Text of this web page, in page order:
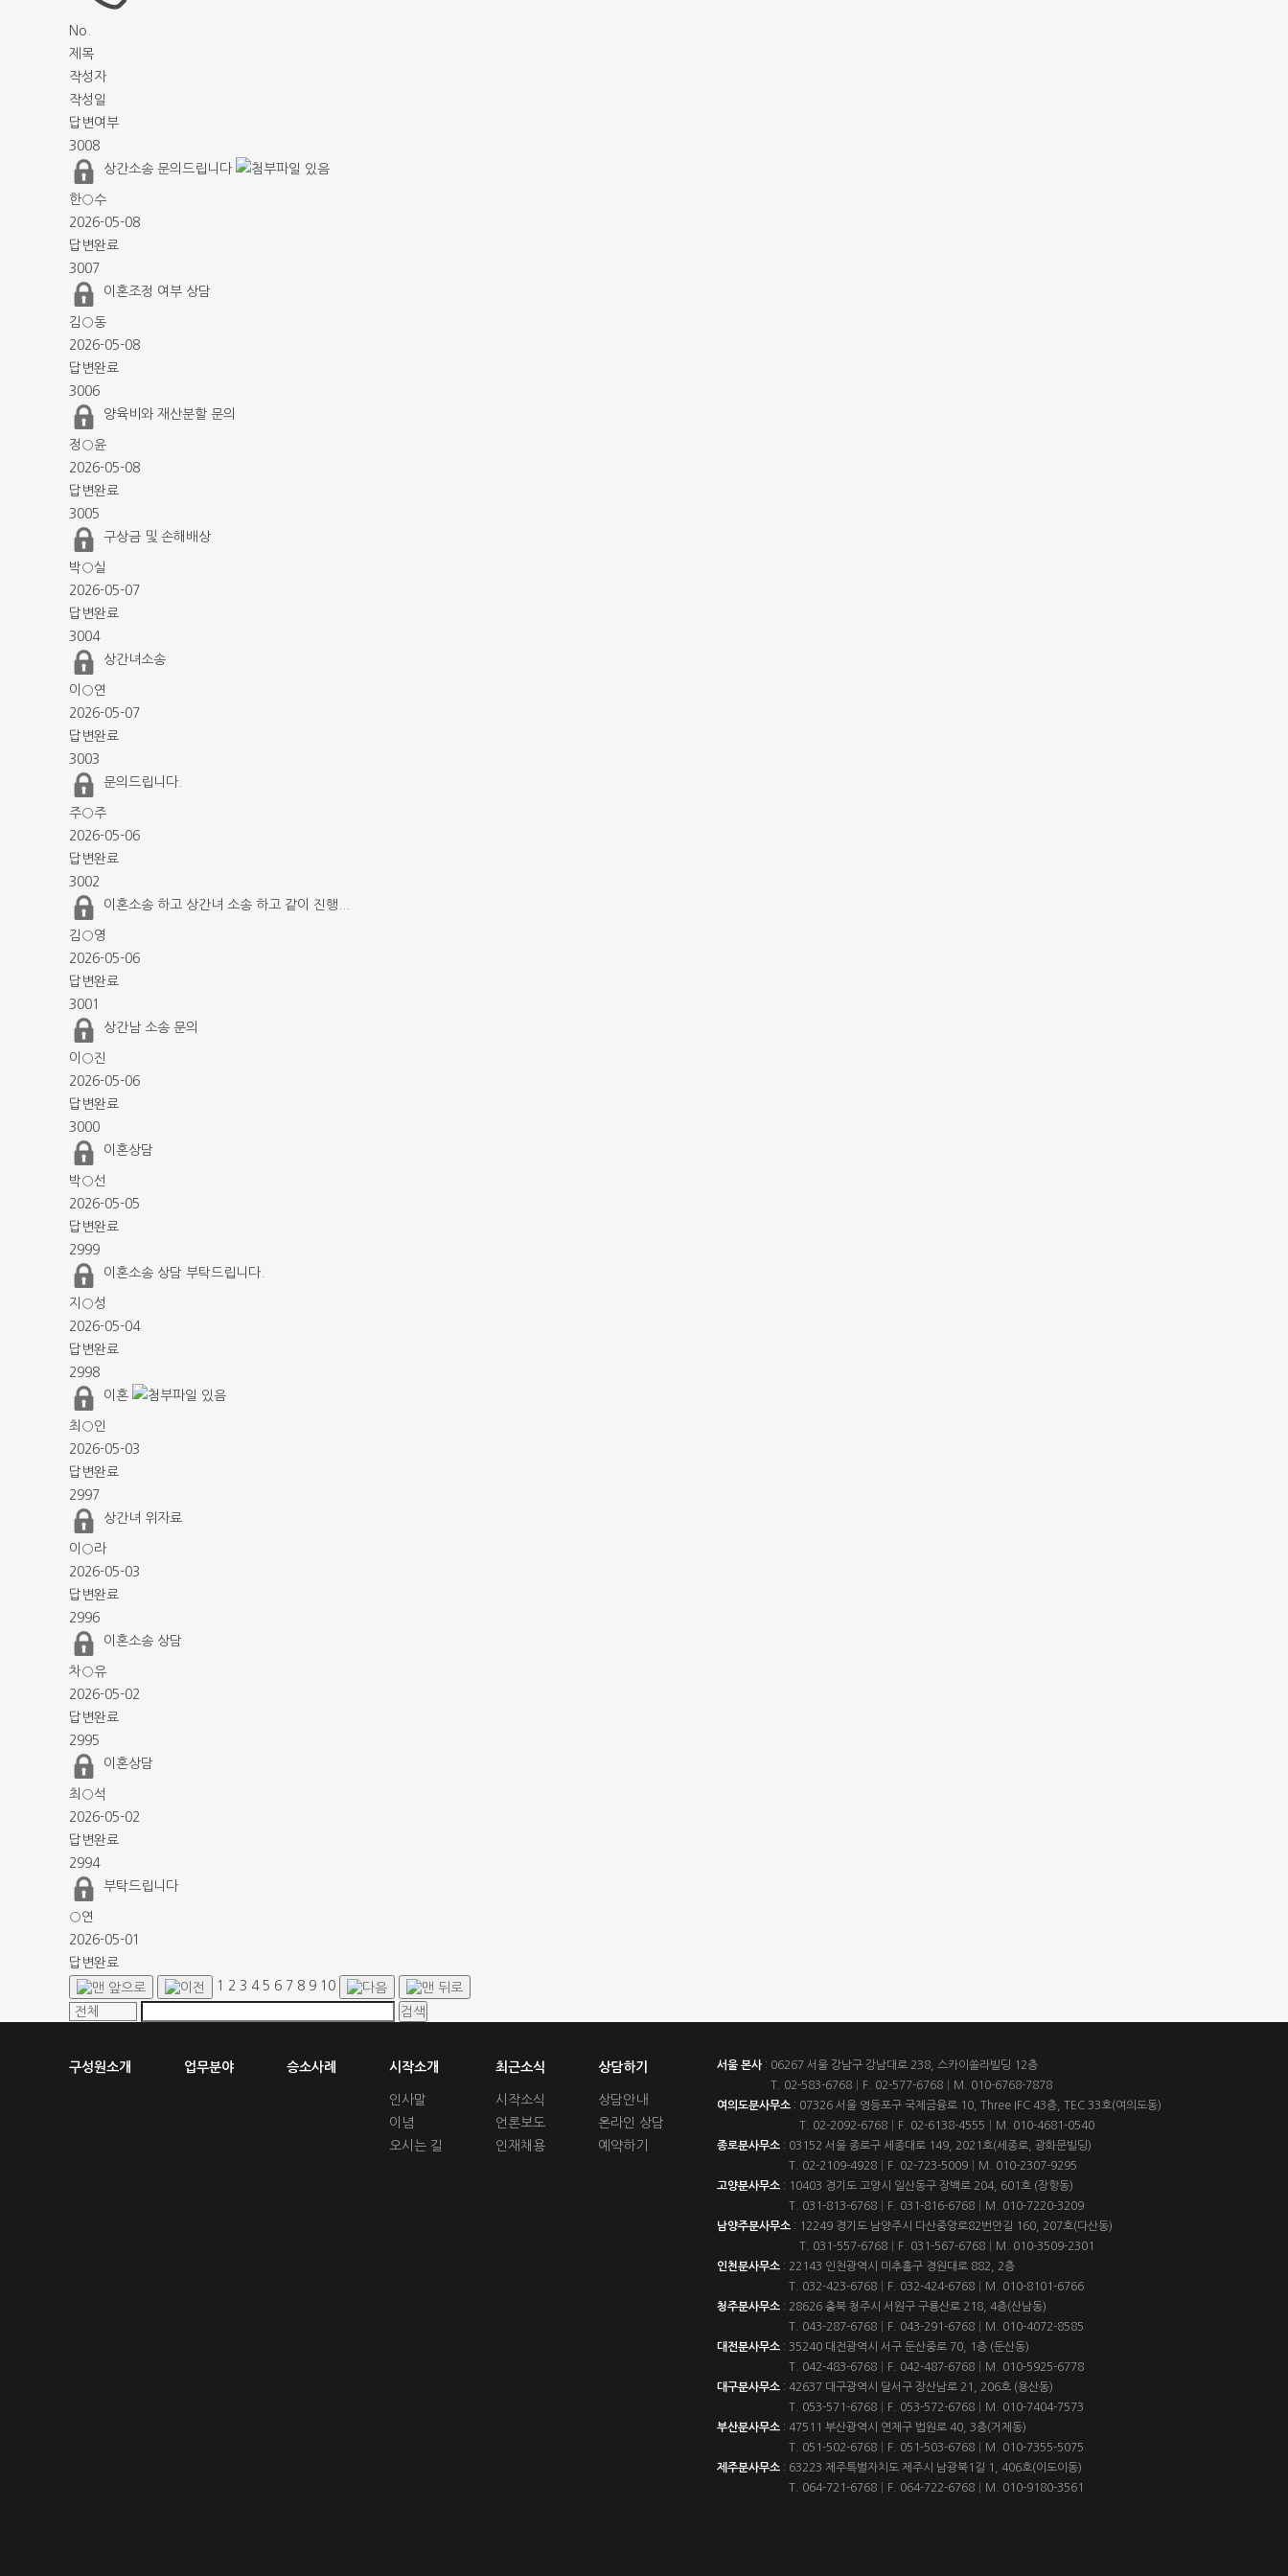
No.
제목
작성자
작성일
답변여부
3008
상간소송 문의드립니다
한○수
2026-05-08
답변완료
3007
이혼조정 여부 상담
김○동
2026-05-08
답변완료
3006
양육비와 재산분할 문의
정○윤
2026-05-08
답변완료
3005
구상금 및 손해배상
박○실
2026-05-07
답변완료
3004
상간녀소송
이○연
2026-05-07
답변완료
3003
문의드립니다.
주○주
2026-05-06
답변완료
3002
이혼소송 하고 상간녀 소송 하고 같이 진행...
김○영
2026-05-06
답변완료
3001
상간남 소송 문의
이○진
2026-05-06
답변완료
3000
이혼상담
박○선
2026-05-05
답변완료
2999
이혼소송 상담 부탁드립니다.
지○성
2026-05-04
답변완료
2998
이혼
최○인
2026-05-03
답변완료
2997
상간녀 위자료
이○라
2026-05-03
답변완료
2996
이혼소송 상담
차○유
2026-05-02
답변완료
2995
이혼상담
최○석
2026-05-02
답변완료
2994
부탁드립니다
○연
2026-05-01
답변완료
1
2 3 4 5 6 7 8 9 10
구성원소개 업무분야 승소사례 시작소개
인사말
이념
오시는 길
최근소식
시작소식
언론보도
인재채용
상담하기
상담안내
온라인 상담
예약하기
서울 본사 : 06267 서울 강남구 강남대로 238, 스카이쏠라빌딩 12층
T. 02-583-6768 F. 02-577-6768 M. 010-6768-7878
여의도분사무소 : 07326 서울 영등포구 국제금융로 10, Three IFC 43층, TEC 33호(여의도동)
T. 02-2092-6768 F. 02-6138-4555 M. 010-4681-0540
종로분사무소 : 03152 서울 종로구 세종대로 149, 2021호(세종로, 광화문빌딩)
T. 02-2109-4928 F. 02-723-5009 M. 010-2307-9295
고양분사무소 : 10403 경기도 고양시 일산동구 장백로 204, 601호 (장항동)
T. 031-813-6768 F. 031-816-6768 M. 010-7220-3209
남양주분사무소 : 12249 경기도 남양주시 다산중앙로82번안길 160, 207호(다산동)
T. 031-557-6768 F. 031-567-6768 M. 010-3509-2301
인천분사무소 : 22143 인천광역시 미추홀구 경원대로 882, 2층
T. 032-423-6768 F. 032-424-6768 M. 010-8101-6766
청주분사무소 : 28626 충북 청주시 서원구 구룡산로 218, 4층(산남동)
T. 043-287-6768 F. 043-291-6768 M. 010-4072-8585
대전분사무소 : 35240 대전광역시 서구 둔산중로 70, 1층 (둔산동)
T. 042-483-6768 F. 042-487-6768 M. 010-5925-6778
대구분사무소 : 42637 대구광역시 달서구 장산남로 21, 206호 (용산동)
T. 053-571-6768 F. 053-572-6768 M. 010-7404-7573
부산분사무소 : 47511 부산광역시 연제구 법원로 40, 3층(거제동)
T. 051-502-6768 F. 051-503-6768 M. 010-7355-5075
제주분사무소 : 63223 제주특별자치도 제주시 남광북1길 1, 406호(이도이동)
T. 064-721-6768 F. 064-722-6768 M. 010-9180-3561